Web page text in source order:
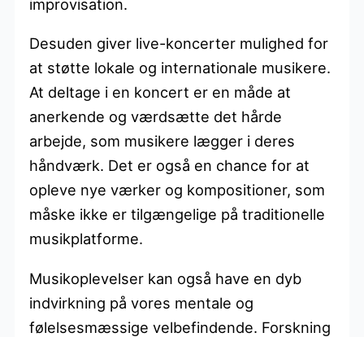
improvisation.
Desuden giver live-koncerter mulighed for
at støtte lokale og internationale musikere.
At deltage i en koncert er en måde at
anerkende og værdsætte det hårde
arbejde, som musikere lægger i deres
håndværk. Det er også en chance for at
opleve nye værker og kompositioner, som
måske ikke er tilgængelige på traditionelle
musikplatforme.
Musikoplevelser kan også have en dyb
indvirkning på vores mentale og
følelsesmæssige velbefindende. Forskning